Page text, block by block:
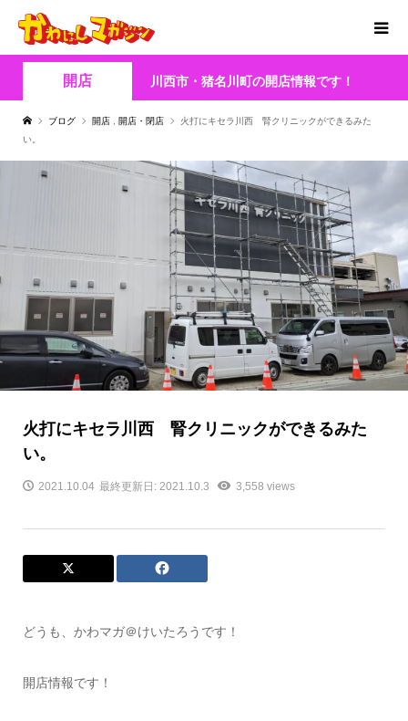
開店 川西市・猪名川町の開店情報です！
ブログ 開店 開店・閉店
火打にキセラ川西 腎クリニックができるみた
い。
火打にキセラ川西 腎クリニックができるみた
い。
2021.10.04 最終更新日: 2021.10.3 3,558 views
どうも、かわマガ＠けいたろうです！
開店情報です！